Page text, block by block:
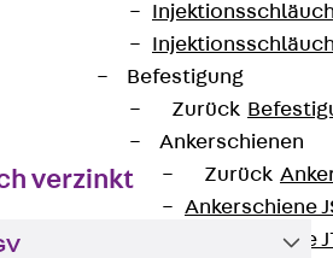
Befestigung
Zurück
Ankerschienen
Zurück
Ankerschiene
Ankerschiene
verzinkt